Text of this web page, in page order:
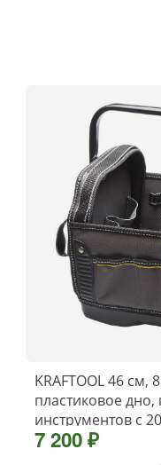
KRAFTOOL 46 см,
пластиковое дно,
инструментов с
7 200 ₽